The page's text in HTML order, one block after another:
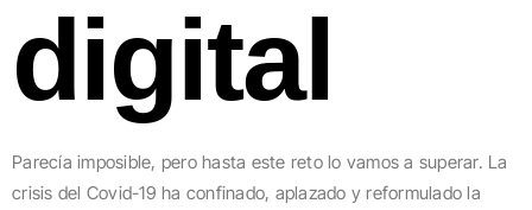
digital
Parecía imposible, pero hasta este reto lo vamos a superar. La
crisis del Covid-19 ha confinado, aplazado y reformulado la